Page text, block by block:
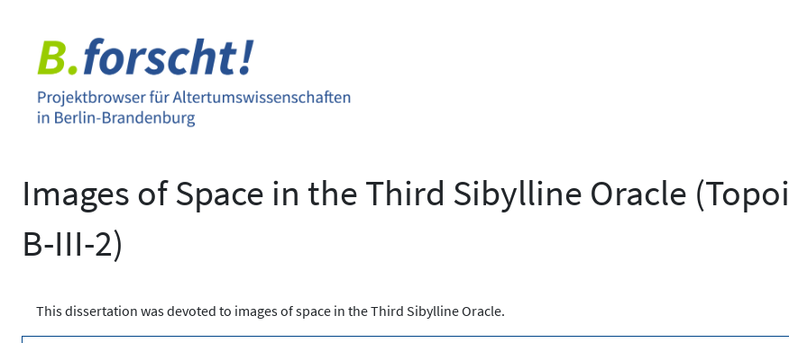
springen
Images of Space in the Third Sibylline Oracle (Topoi
B-III-2)
This dissertation was devoted to images of space in the Third Sibylline Oracle.